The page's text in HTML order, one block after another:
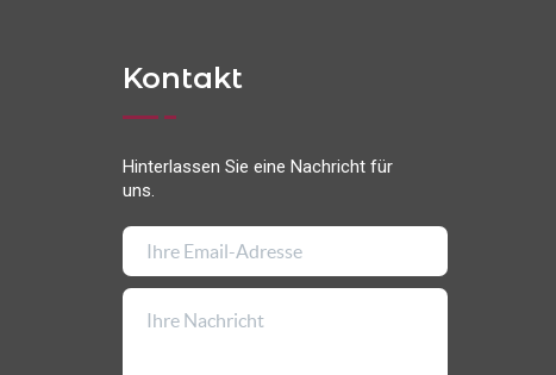
Kontakt
Hinterlassen Sie eine Nachricht für
uns.